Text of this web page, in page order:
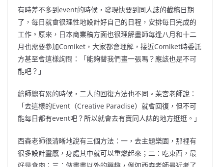
有時差不多到event的時候，發現快要到同人誌的截稿日期
了，每日就會很理性地設計好自己的日程，安排每日完成的
工作。 原來，日本商業稿方面也很理解畫師每逢八月和十二
月也需要參加Comiket ，大家都會理解，接近Comiket時委託
方甚至會這樣詢問：「能夠替我們畫一張嗎？應該也是不可
能吧？」
繪師總有累的時候，二人的回復方法也不同。 茉宮老師說：
「去這樣的Event （Creative Paradise）就會回復，但不可
能每日都有event吧？所以就會去有賣同人誌的地方逛逛。」
西森老師很清晰地說有三個方法： 一，去主題樂園，那裡有
很多設計靈感，身處其中就可以重燃起來； 二：吃東西，最